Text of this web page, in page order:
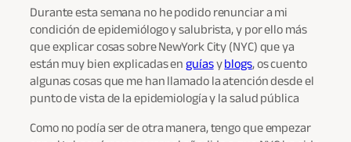
Durante esta semana no he podido renunciar a mi
condición de epidemiólogo y salubrista, y por ello más
que explicar cosas sobre NewYork City (NYC) que ya
están muy bien explicadas enguíasyblogs, os cuento
algunas cosas que me han llamado la atención desde el
punto de vista de la epidemiología y la salud pública
Como no podía ser de otra manera, tengo que empezar